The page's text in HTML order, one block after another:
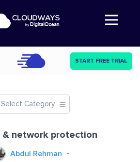
Abre a navegação
START FREE TRIAL
Select Category
& network protection
Abdul Rehman